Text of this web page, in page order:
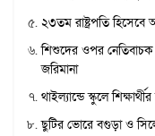
২৩তম রাষ্ট্রপতি হিসেবে
শিশুদের ওপর নেতিবাচক
জরিমানা
থাইল্যান্ডে স্কুলে
ছুটির ভোরে বগুড়া ও